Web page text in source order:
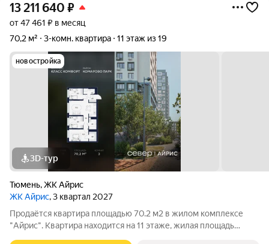
13 211 640 ₽
от 47 461 ₽ в месяц
70,2 м²
3-комн. квартира 11 этаж из 19
новостройка
3D-тур
Тюмень,ЖК Айрис
ЖК Айрис, 3 квартал 2027
Продаётся квартира площадью 70.2 м2 в жилом комплексе
"Айрис". Квартира находится на 11 этаже, жилая площадь